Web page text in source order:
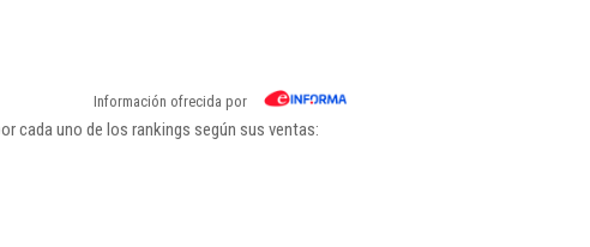
Información ofrecida por
cada uno de los rankings según sus ventas: